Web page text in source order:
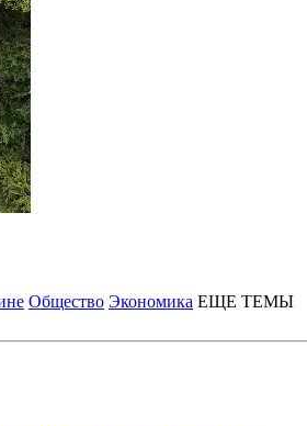
Общество Экономика ЕЩЕ ТЕМЫ